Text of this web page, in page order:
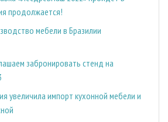
продолжается!
мебели в Бразилии
забронировать стенд на
увеличила импорт кухонной мебели и